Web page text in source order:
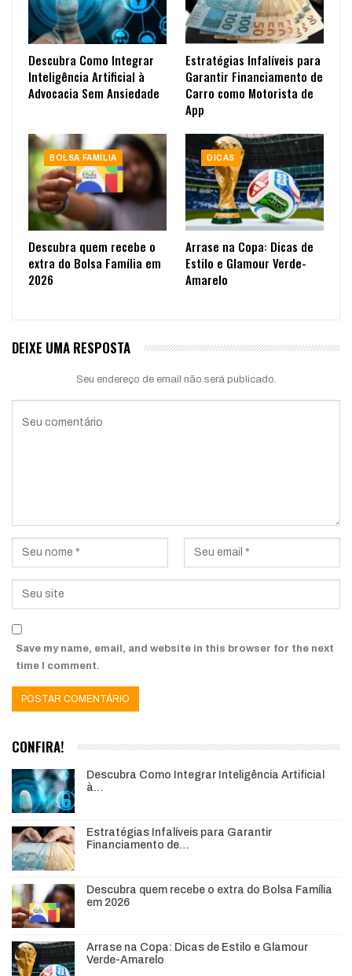
Descubra Como Integrar
Inteligência Artificial à
Advocacia Sem Ansiedade
Estratégias Infalíveis para
Garantir Financiamento de
Carro como Motorista de
App
BOLSA FAMÍLIA
Descubra quem recebe o
extra do Bolsa Família em
2026
DICAS
Arrase na Copa: Dicas de
Estilo e Glamour Verde-
Amarelo
DEIXE UMA RESPOSTA
Seu endereço de email não será publicado.
Save my name, email, and website in this browser for the next
time I comment.
CONFIRA!
Descubra Como Integrar Inteligência Artificial
à…
Estratégias Infalíveis para Garantir
Financiamento de…
Descubra quem recebe o extra do Bolsa Família
em 2026
Arrase na Copa: Dicas de Estilo e Glamour
Verde-Amarelo